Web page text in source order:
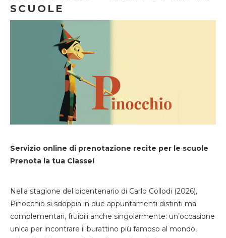
SCUOLE
Servizio online di prenotazione recite per le scuole
Prenota la tua Classe!
Nella stagione del bicentenario di Carlo Collodi (2026),
Pinocchio si sdoppia in due appuntamenti distinti ma
complementari, fruibili anche singolarmente: un’occasione
unica per incontrare il burattino più famoso al mondo,